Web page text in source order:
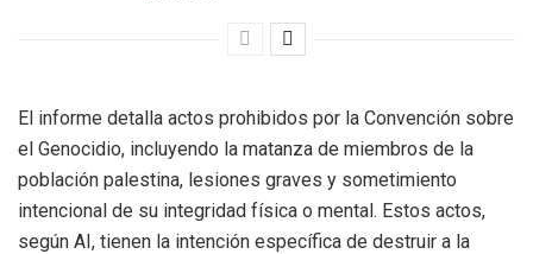
El informe detalla actos prohibidos por la Convención sobre
el Genocidio, incluyendo la matanza de miembros de la
población palestina, lesiones graves y sometimiento
intencional de su integridad física o mental. Estos actos,
según AI, tienen la intención específica de destruir a la